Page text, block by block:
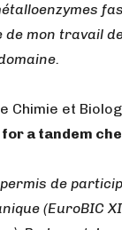
de mon travail
Chimie et
a tandem
de
(EuroBIC